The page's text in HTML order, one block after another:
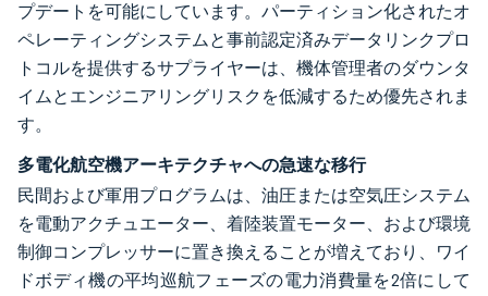
プデートを可能にしています。パーティション化されたオ
ペレーティングシステムと事前認定済みデータリンクプロ
トコルを提供するサプライヤーは、機体管理者のダウンタ
イムとエンジニアリングリスクを低減するため優先されま
す。
多電化航空機アーキテクチャへの急速な移行
民間および軍用プログラムは、油圧または空気圧システム
を電動アクチュエーター、着陸装置モーター、および環境
制御コンプレッサーに置き換えることが増えており、ワイ
ドボディ機の平均巡航フェーズの電力消費量を2倍にして